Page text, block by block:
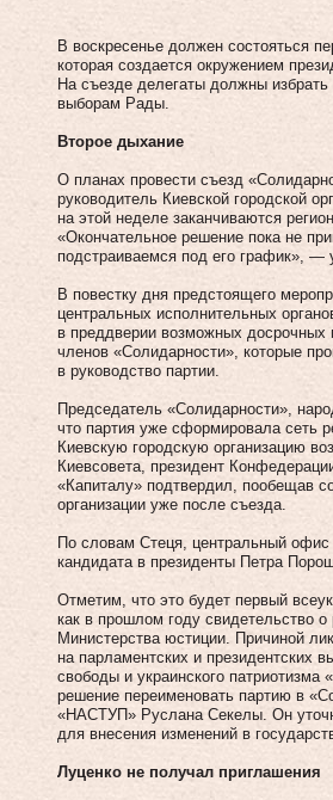
В воскресенье должен состояться
которая создается окружением
На съезде делегаты должны избрать
выборам Рады.
Второе дыхание
О планах провести съезд
руководитель Киевской городской
на этой неделе заканчиваются
«Окончательное решение пока не
подстраиваемся под его график», —
В повестку дня предстоящего
центральных исполнительных
в преддверии возможных досрочных
членов «Солидарности», которые
в руководство партии.
Председатель «Солидарности»,
что партия уже сформировала сеть
Киевскую городскую организацию
Киевсовета, президент
«Капиталу» подтвердил, пообещав
организации уже после съезда.
По словам Стеця, центральный
кандидата в президенты Петра
Отметим, что это будет первый
как в прошлом году свидетельство
Министерства юстиции. Причиной
на парламентских и президентских
свободы и украинского
решение переименовать партию в
«НАСТУП» Руслана Секелы. Он
для внесения изменений в
Луценко не получал приглашения